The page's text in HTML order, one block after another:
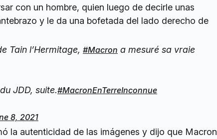
con un hombre, quien luego de decirle unas
y le da una bofetada del lado derecho de
Tain l’Hermitage, #Macron a mesuré sa vraie
JDD, suite.#MacronEnTerreInconnue
8, 2021
la autenticidad de las imágenes y dijo que Macron